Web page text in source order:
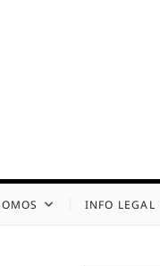
INFO LEGAL